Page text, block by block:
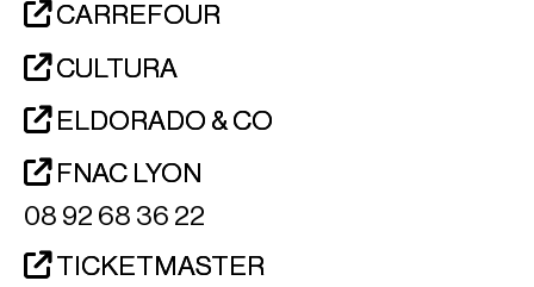
CARREFOUR
CULTURA
ELDORADO & CO
FNAC LYON
08 92 68 36 22
TICKETMASTER